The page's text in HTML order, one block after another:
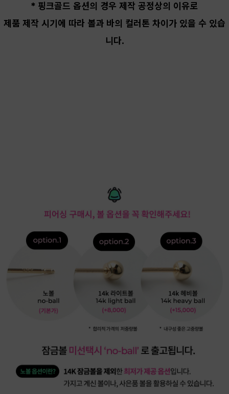
* 핑크골드 옵션의 경우 제작 공정상의 이유로
제품 제작 시기에 따라 볼과 바의 컬러톤 차이가 있을 수 있습
니다.